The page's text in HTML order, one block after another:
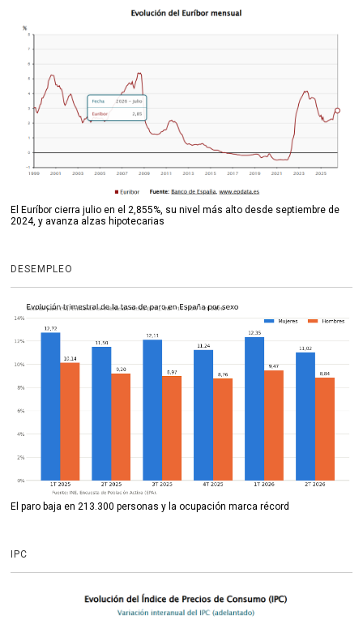
El Euríbor cierra julio en el 2,855%, su nivel más alto desde septiembre de
2024, y avanza alzas hipotecarias
DESEMPLEO
El paro baja en 213.300 personas y la ocupación marca récord
IPC